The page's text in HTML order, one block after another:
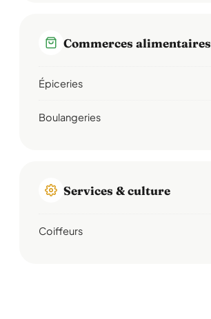
Commerces alimentaires
Épiceries
Boulangeries
Services & culture
Coiffeurs